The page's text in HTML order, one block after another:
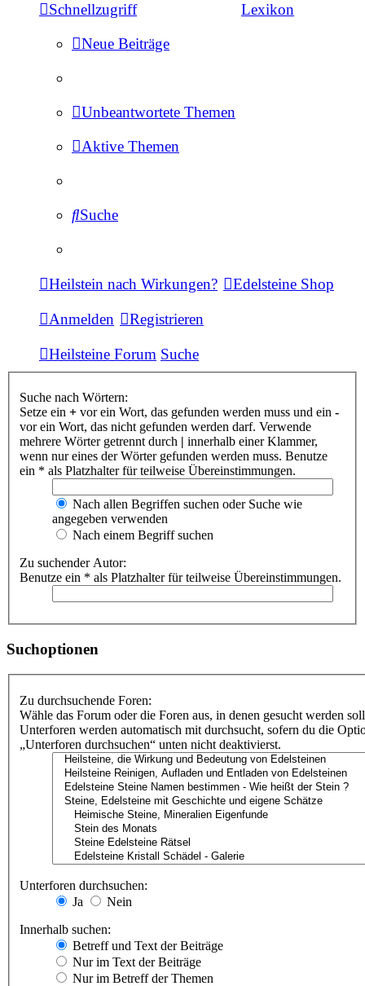
Schnellzugriff
Neue Beiträge
Unbeantwortete Themen
Aktive Themen
Suche
Lexikon
Heilstein nach Wirkungen? Edelsteine Shop
Anmelden Registrieren
Heilsteine Forum Suche
Suche nach Wörtern:
Setze ein + vor ein Wort, das gefunden werden muss und ein -
vor ein Wort, das nicht gefunden werden darf. Verwende
mehrere Wörter getrennt durch
innerhalb einer Klammer,
wenn nur eines der Wörter gefunden werden muss. Benutze
ein * als Platzhalter für teilweise Übereinstimmungen.
Nach allen Begriffen suchen oder Suche wie
angegeben verwenden
Nach einem Begriff suchen
Zu suchender Autor:
Benutze ein * als Platzhalter für teilweise Übereinstimmungen.
Suchoptionen
Zu durchsuchende Foren:
Wähle das Forum oder die Foren aus, in denen gesucht werden
Unterforen werden automatisch mit durchsucht, sofern du die
„Unterforen durchsuchen“ unten nicht deaktivierst.
Unterforen durchsuchen:
Ja
Nein
Innerhalb suchen:
Betreff und Text der Beiträge
Nur im Text der Beiträge
Nur im Betreff der Themen